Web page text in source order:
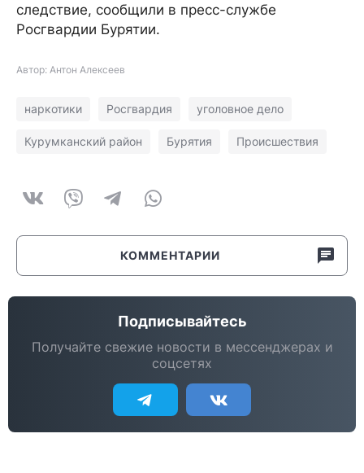
следствие, сообщили в пресс-службе
Росгвардии Бурятии.
Автор: Антон Алексеев
наркотики Росгвардия уголовное дело
Курумканский район Бурятия Происшествия
КОММЕНТАРИИ
Подписывайтесь
Получайте свежие новости в мессенджерах и
соцсетях